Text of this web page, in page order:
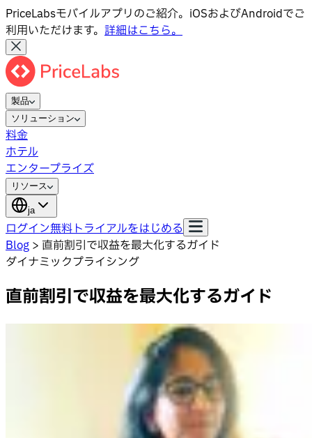
PriceLabsモバイルアプリのご紹介。iOSおよびAndroidでご
利用いただけます。 詳細はこちら。
製品
ソリューション
料金
ホテル
エンタープライズ
リソース
ja
ログイン無料トライアルをはじめる
Blog > 直前割引で収益を最大化するガイド
ダイナミックプライシング
直前割引で収益を最大化するガイド